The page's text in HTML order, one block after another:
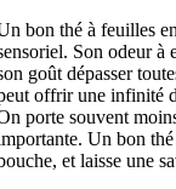
bon thé à feuilles
Son odeur à
goût dépasser
offrir une infinité
porte souvent
Un bon thé
et laisse une